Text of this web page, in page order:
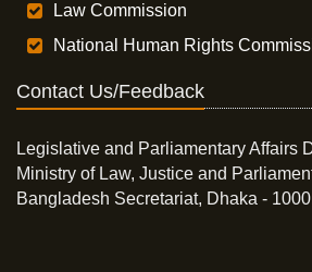
Law Commission
National Human Rights
Contact Us/Feedback
Legislative and Parliamentary Affairs
Ministry of Law, Justice and
Bangladesh Secretariat, Dhaka -